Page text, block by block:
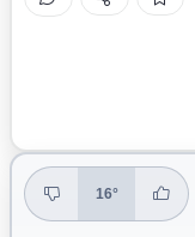
16°